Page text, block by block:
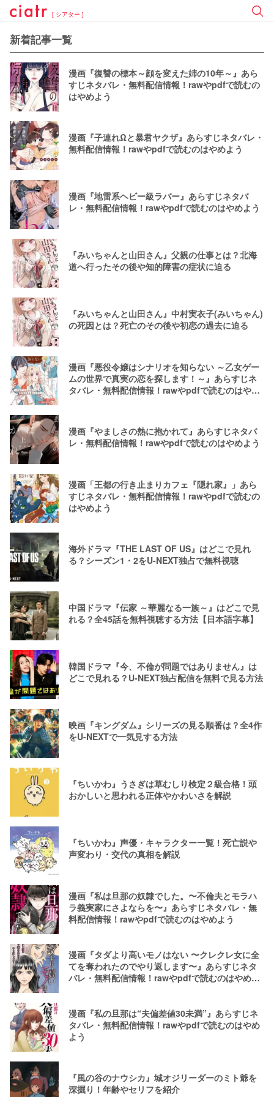
[ シアター ]
新着記事一覧
漫画『復讐の標本～顔を変えた姉の10年～』あら
すじネタバレ・無料配信情報！rawやpdfで読むの
はやめよう
漫画『子連れΩと暴君ヤクザ』あらすじネタバレ・
無料配信情報！rawやpdfで読むのはやめよう
漫画『地雷系ヘビー級ラバー』あらすじネタバ
レ・無料配信情報！rawやpdfで読むのはやめよう
『みいちゃんと山田さん』父親の仕事とは？北海
道へ行ったその後や知的障害の症状に迫る
『みいちゃんと山田さん』中村実衣子(みいちゃん)
の死因とは？死亡のその後や初恋の過去に迫る
漫画『悪役令嬢はシナリオを知らない ～乙女ゲー
ムの世界で真実の恋を探します！～』あらすじネ
タバレ・無料配信情報！rawやpdfで読むのはやめ
漫画『やましさの熱に抱かれて』あらすじネタバ
レ・無料配信情報！rawやpdfで読むのはやめよう
漫画「王都の行き止まりカフェ『隠れ家』」あら
すじネタバレ・無料配信情報！rawやpdfで読むの
はやめよう
海外ドラマ『THE LAST OF US』はどこで見れ
る？シーズン1・2をU-NEXT独占で無料視聴
中国ドラマ『伝家 ～華麗なる一族～』はどこで見
れる？全45話を無料視聴する方法【日本語字幕】
韓国ドラマ『今、不倫が問題ではありません』は
どこで見れる？U-NEXT独占配信を無料で見る方法
映画『キングダム』シリーズの見る順番は？全4作
をU-NEXTで一気見する方法
『ちいかわ』うさぎは草むしり検定２級合格！頭
おかしいと思われる正体やかわいさを解説
『ちいかわ』声優・キャラクター一覧！死亡説や
声変わり・交代の真相を解説
漫画『私は旦那の奴隷でした。〜不倫夫とモラハ
ラ義実家にさよならを〜』あらすじネタバレ・無
料配信情報！rawやpdfで読むのはやめよう
漫画『タダより高いモノはない 〜クレクレ女に全
てを奪われたのでやり返します〜』あらすじネタ
バレ・無料配信情報！rawやpdfで読むのはやめよ
漫画『私の旦那は“夫偏差値30未満”』あらすじネ
タバレ・無料配信情報！rawやpdfで読むのはやめ
よう
『風の谷のナウシカ』城オジリーダーのミト爺を
深掘り！年齢やセリフを紹介